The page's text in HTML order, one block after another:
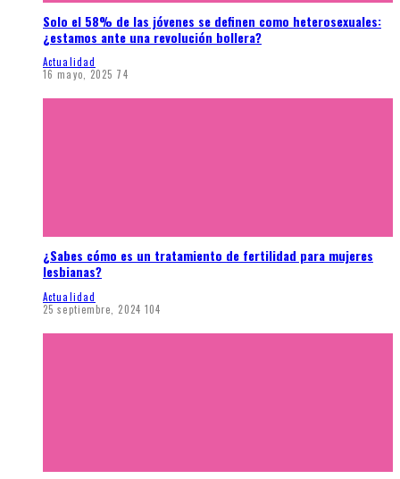
Solo el 58% de las jóvenes se definen como heterosexuales:
¿estamos ante una revolución bollera?
Actualidad
16 mayo, 2025 74
¿Sabes cómo es un tratamiento de fertilidad para mujeres
lesbianas?
Actualidad
25 septiembre, 2024 104